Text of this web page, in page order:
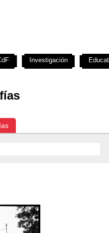
Investigación